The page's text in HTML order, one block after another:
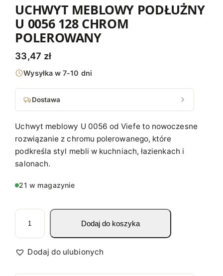
UCHWYT MEBLOWY PODŁUŻNY
U 0056 128 CHROM
POLEROWANY
33,47 zł
Wysyłka w 7-10 dni
Dostawa
Uchwyt meblowy U 0056 od Viefe to nowoczesne
rozwiązanie z chromu polerowanego, które
podkreśla styl mebli w kuchniach, łazienkach i
salonach.
21 w magazynie
i
o
ś
Dodaj do koszyka
Dodaj do ulubionych